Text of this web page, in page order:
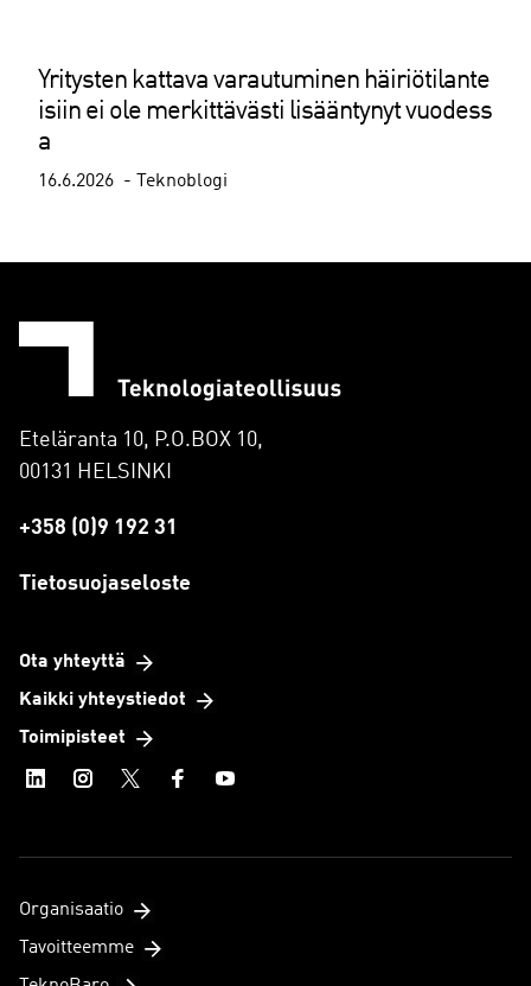
Yritysten kattava varautuminen häiriötilante
isiin ei ole merkittävästi lisääntynyt vuodess
a
16.6.2026 Teknoblogi
Eteläranta 10, P.O.BOX 10,
00131 HELSINKI
+358 (0)9 192 31
Tietosuojaseloste
Ota yhteyttä
Kaikki yhteystiedot
Toimipisteet
Organisaatio
Tavoitteemme